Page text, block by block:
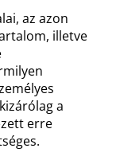
az azon
illetve
a
erre